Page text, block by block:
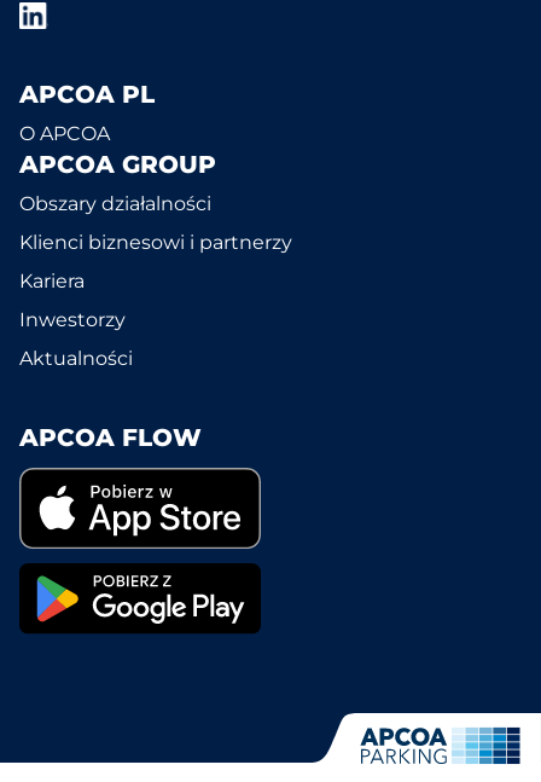
APCOA PL
O APCOA
APCOA GROUP
Obszary działalności
Klienci biznesowi i partnerzy
Kariera
Inwestorzy
Aktualności
APCOA FLOW